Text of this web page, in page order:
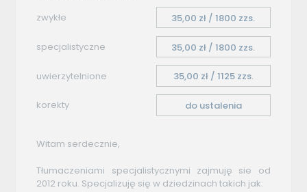
zwykłe
35,00 zł / 1800 zzs.
specjalistyczne 35,00 zł / 1800 zzs.
uwierzytelnione 35,00 zł / 1125 zzs.
korekty do ustalenia
Witam serdecznie,
Tłumaczeniami specjalistycznymi zajmuję sie od
2012 roku. Specjalizuję się w dziedzinach takich jak: